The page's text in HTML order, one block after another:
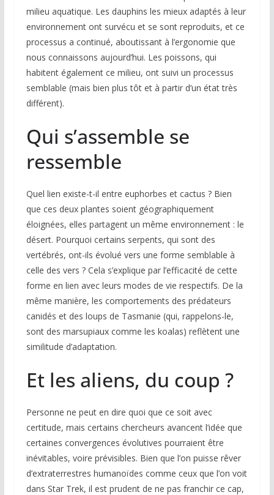
milieu aquatique. Les dauphins les mieux adaptés à leur
environnement ont survécu et se sont reproduits, et ce
processus a continué, aboutissant à l’ergonomie que
nous connaissons aujourd’hui. Les poissons, qui
habitent également ce milieu, ont suivi un processus
semblable (mais bien plus tôt et à partir d’un état très
différent).
Qui s’assemble se
ressemble
Quel lien existe-t-il entre euphorbes et cactus ? Bien
que ces deux plantes soient géographiquement
éloignées, elles partagent un même environnement : le
désert. Pourquoi certains serpents, qui sont des
vertébrés, ont-ils évolué vers une forme semblable à
celle des vers ? Cela s’explique par l’efficacité de cette
forme en lien avec leurs modes de vie respectifs. De la
même manière, les comportements des prédateurs
canidés et des loups de Tasmanie (qui, rappelons-le,
sont des marsupiaux comme les koalas) reflètent une
similitude d’adaptation.
Et les aliens, du coup ?
Personne ne peut en dire quoi que ce soit avec
certitude, mais certains chercheurs avancent l’idée que
certaines convergences évolutives pourraient être
inévitables, voire prévisibles. Bien que l’on puisse rêver
d’extraterrestres humanoïdes comme ceux que l’on voit
dans Star Trek, il est prudent de ne pas franchir ce cap,